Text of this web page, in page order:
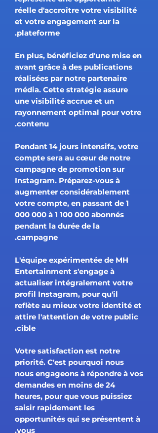
réelle d'accroître votre visibilité
et votre engagement sur la
plateforme.
En plus, bénéficiez d'une mise en
avant grâce à des publications
réalisées par notre partenaire
média. Cette stratégie assure
une visibilité accrue et un
rayonnement optimal pour votre
contenu.
Pendant 14 jours intensifs, votre
compte sera au cœur de notre
campagne de promotion sur
Instagram. Préparez-vous à
augmenter considérablement
votre compte, en passant de 1
000 000 à 1 100 000 abonnés
pendant la durée de la
campagne.
L'équipe expérimentée de MH
Entertainment s'engage à
actualiser intégralement votre
profil Instagram, pour qu'il
reflète au mieux votre identité et
attire l'attention de votre public
cible.
Votre satisfaction est notre
priorité. C'est pourquoi nous
nous engageons à répondre à vos
demandes en moins de 24
heures, pour que vous puissiez
saisir rapidement les
opportunités qui se présentent à
vous.